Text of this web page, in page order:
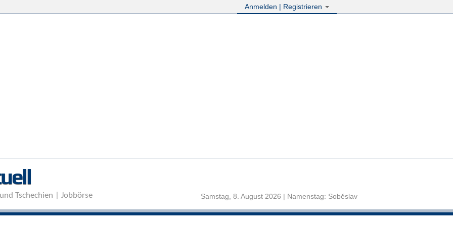
Anmelden | Registrieren
Tschechien | Jobbörse Samstag, 8. August 2026 | Namenstag: Soběslav